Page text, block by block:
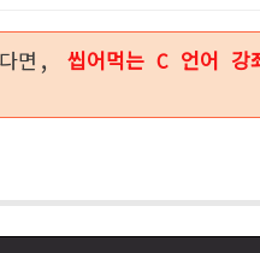
면,
씹어먹는 C 언어 강